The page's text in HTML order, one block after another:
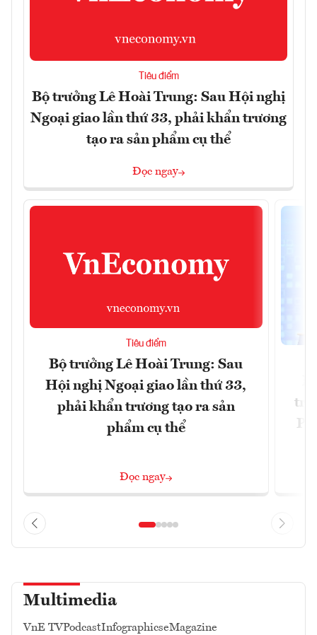
Tiêu điểm
Bộ trưởng Lê Hoài Trung: Sau Hội nghị
Ngoại giao lần thứ 33, phải khẩn trương
tạo ra sản phẩm cụ thể
Đọc ngay
Tiêu điểm
Bộ trưởng Lê Hoài Trung: Sau
Hội nghị Ngoại giao lần thứ 33,
phải khẩn trương tạo ra sản
phẩm cụ thể
Đọc ngay
Multimedia
VnE TVPodcastInfographicseMagazine